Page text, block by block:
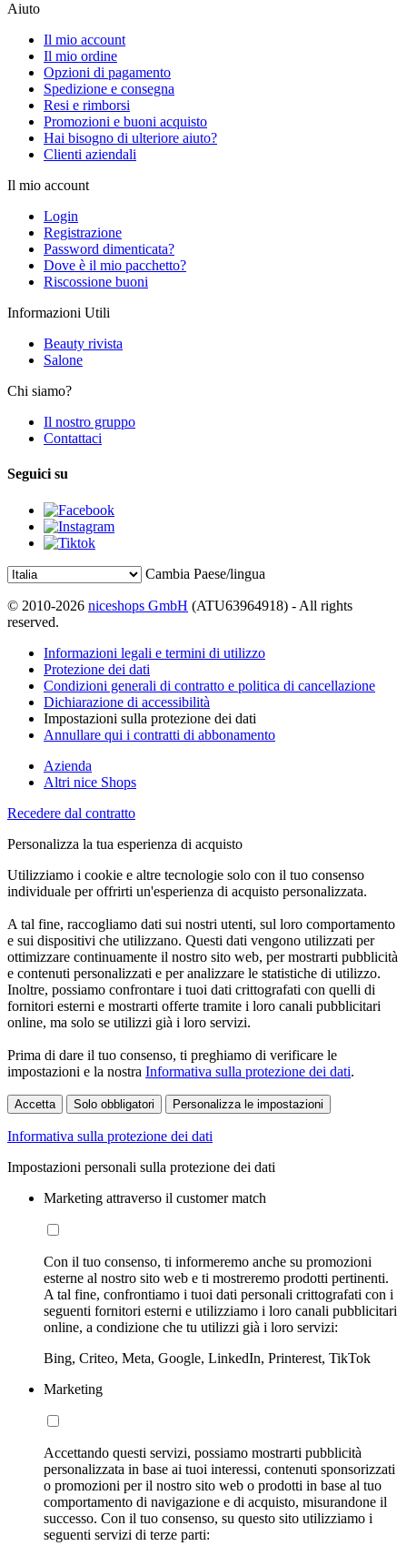
Aiuto
Il mio account
Il mio ordine
Opzioni di pagamento
Spedizione e consegna
Resi e rimborsi
Promozioni e buoni acquisto
Hai bisogno di ulteriore aiuto?
Clienti aziendali
Il mio account
Login
Registrazione
Password dimenticata?
Dove è il mio pacchetto?
Riscossione buoni
Informazioni Utili
Beauty rivista
Salone
Chi siamo?
Il nostro gruppo
Contattaci
Seguici su
Cambia Paese/lingua
© 2010-2026 niceshops GmbH (ATU63964918) - All rights
reserved.
Informazioni legali e termini di utilizzo
Protezione dei dati
Condizioni generali di contratto e politica di cancellazione
Dichiarazione di accessibilità
Impostazioni sulla protezione dei dati
Annullare qui i contratti di abbonamento
Azienda
Altri nice Shops
Recedere dal contratto
Personalizza la tua esperienza di acquisto
Utilizziamo i cookie e altre tecnologie solo con il tuo consenso
individuale per offrirti un'esperienza di acquisto personalizzata.
A tal fine, raccogliamo dati sui nostri utenti, sul loro comportamento
e sui dispositivi che utilizzano. Questi dati vengono utilizzati per
ottimizzare continuamente il nostro sito web, per mostrarti pubblicità
e contenuti personalizzati e per analizzare le statistiche di utilizzo.
Inoltre, possiamo confrontare i tuoi dati crittografati con quelli di
fornitori esterni e mostrarti offerte tramite i loro canali pubblicitari
online, ma solo se utilizzi già i loro servizi.
Prima di dare il tuo consenso, ti preghiamo di verificare le
impostazioni e la nostra Informativa sulla protezione dei dati.
Accetta Solo obbligatori Personalizza le impostazioni
Informativa sulla protezione dei dati
Impostazioni personali sulla protezione dei dati
Marketing attraverso il customer match
Con il tuo consenso, ti informeremo anche su promozioni
esterne al nostro sito web e ti mostreremo prodotti pertinenti.
A tal fine, confrontiamo i tuoi dati personali crittografati con i
seguenti fornitori esterni e utilizziamo i loro canali pubblicitari
online, a condizione che tu utilizzi già i loro servizi:
Bing, Criteo, Meta, Google, LinkedIn, Printerest, TikTok
Marketing
Accettando questi servizi, possiamo mostrarti pubblicità
personalizzata in base ai tuoi interessi, contenuti sponsorizzati
o promozioni per il nostro sito web o prodotti in base al tuo
comportamento di navigazione e di acquisto, misurandone il
successo. Con il tuo consenso, su questo sito utilizziamo i
seguenti servizi di terze parti: